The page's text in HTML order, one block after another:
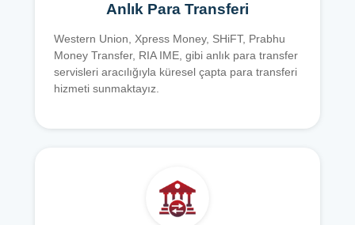
Anlık Para Transferi
Western Union, Xpress Money, SHiFT, Prabhu
Money Transfer, RIA IME, gibi anlık para transfer
servisleri aracılığıyla küresel çapta para transferi
hizmeti sunmaktayız.